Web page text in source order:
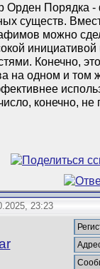
Орден Порядка -
существ.
можно
инициативой
Конечно,
на одном и том
конечно, не
23:23